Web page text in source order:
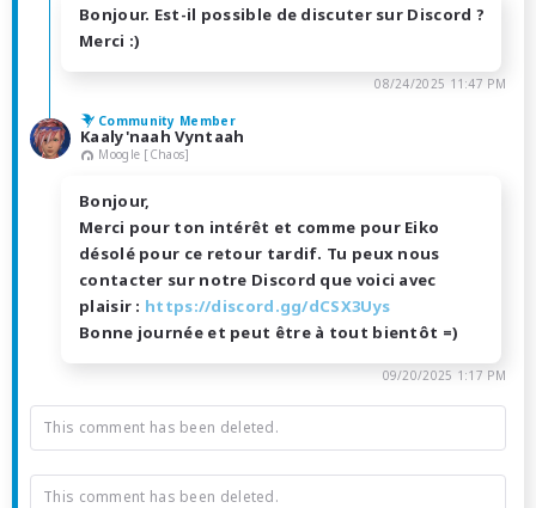
Bonjour. Est-il possible de discuter sur Discord ?
Merci :)
08/24/2025 11:47 PM
Community Member
Kaaly'naah Vyntaah
Moogle [Chaos]
Bonjour,
Merci pour ton intérêt et comme pour Eiko
désolé pour ce retour tardif. Tu peux nous
contacter sur notre Discord que voici avec
plaisir : https://discord.gg/dCSX3Uys
Bonne journée et peut être à tout bientôt =)
09/20/2025 1:17 PM
This comment has been deleted.
This comment has been deleted.